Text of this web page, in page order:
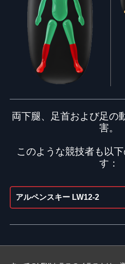
両下腿、足首および足の
害。
このような競技者も以
す：
アルペンスキー LW12-2